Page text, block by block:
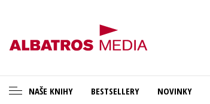
NAŠE KNIHY BESTSELLERY NOVINKY